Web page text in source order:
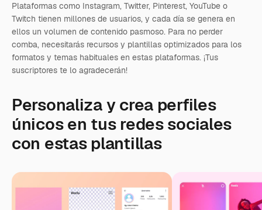
Plataformas como Instagram, Twitter, Pinterest, YouTube o
Twitch tienen millones de usuarios, y cada día se genera en
ellos un volumen de contenido pasmoso. Para no perder
comba, necesitarás recursos y plantillas optimizados para los
formatos y temas habituales en estas plataformas. ¡Tus
suscriptores te lo agradecerán!
Personaliza y crea perfiles
únicos en tus redes sociales
con estas plantillas